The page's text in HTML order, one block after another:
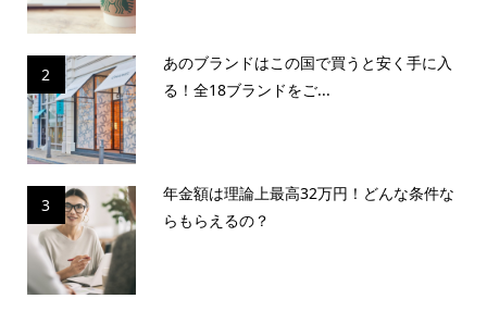
2
あのブランドはこの国で買うと安く手に入
る！全18ブランドをご...
3
年金額は理論上最高32万円！どんな条件な
らもらえるの？